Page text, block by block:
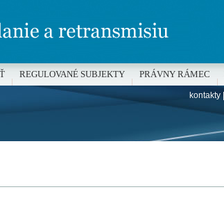
REGULOVANÉ SUBJEKTY PRÁVNY RÁMEC
kontakty|